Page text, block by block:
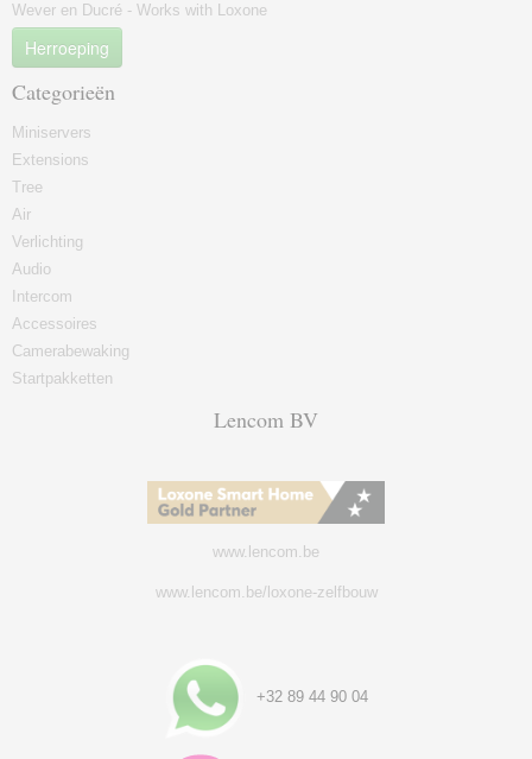
Wever en Ducré - Works with Loxone
Herroeping
Categorieën
Miniservers
Extensions
Tree
Air
Verlichting
Audio
Intercom
Accessoires
Camerabewaking
Startpakketten
Lencom BV
www.lencom.be
www.lencom.be/loxone-zelfbouw
+32 89 44 90 04